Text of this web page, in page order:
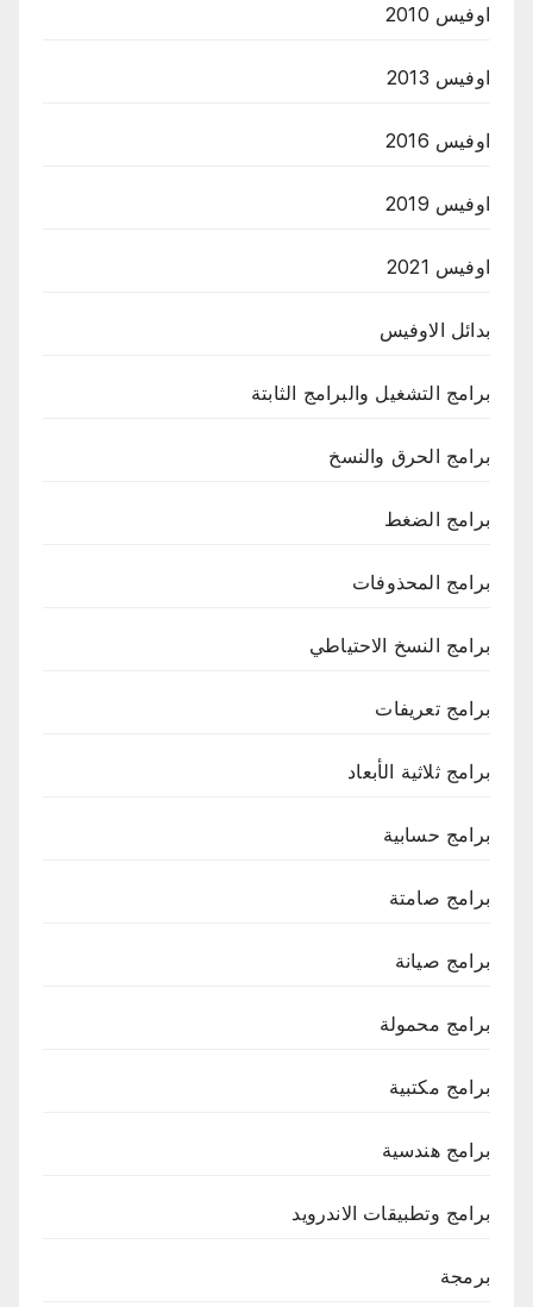
اوفيس 2010
اوفيس 2013
اوفيس 2016
اوفيس 2019
اوفيس 2021
بدائل الاوفيس
برامج التشغيل والبرامج الثابتة
برامج الحرق والنسخ
برامج الضغط
برامج المحذوفات
برامج النسخ الاحتياطي
برامج تعريفات
برامج ثلاثية الأبعاد
برامج حسابية
برامج صامتة
برامج صيانة
برامج محمولة
برامج مكتبية
برامج هندسية
برامج وتطبيقات الاندرويد
برمجة